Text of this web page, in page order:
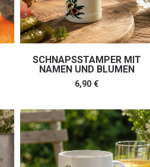
SCHNAPSSTAMPER MIT
NAMEN UND BLUMEN
6,90 €